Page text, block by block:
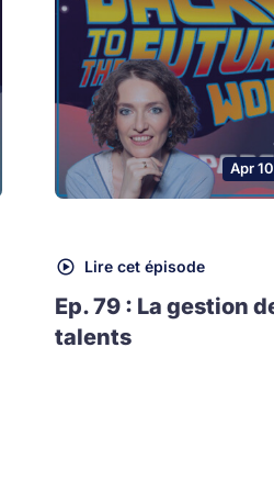
Apr
Lire cet épisode
Ep. 79 : La gestion
talents